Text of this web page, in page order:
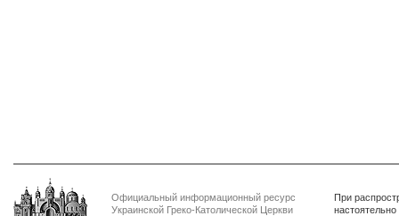
Официальный информационный ресурс
Украинской Греко-Католической Церкви
При